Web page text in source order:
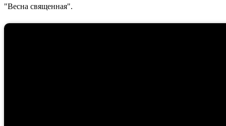
"Весна священная".